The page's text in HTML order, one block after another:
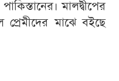
মালদ্বীপের
মাঝে বইছে